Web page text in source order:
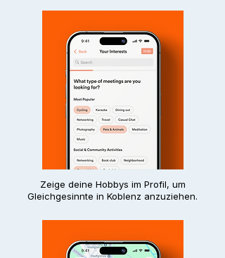
Zeige deine Hobbys im Profil, um
Gleichgesinnte in Koblenz anzuziehen.